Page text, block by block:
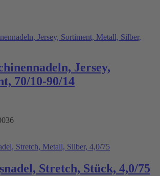
Jersey,
70/10-90/14
Stretch, Stück, 4,0/75